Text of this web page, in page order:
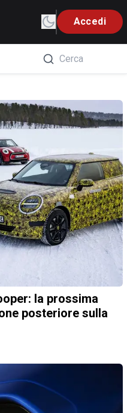
Accedi
la prossima
posteriore sulla